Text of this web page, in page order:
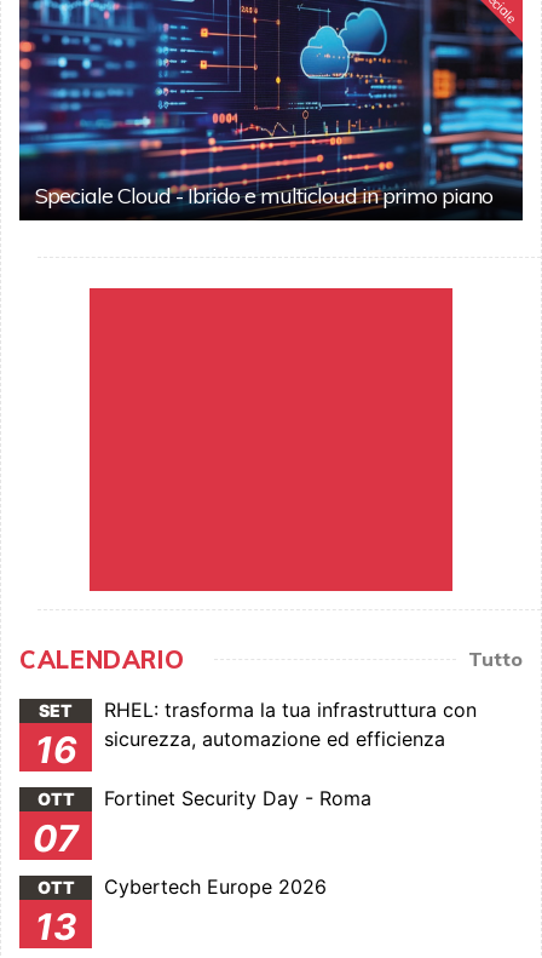
Speciale Cloud - Ibrido e multicloud in primo piano
CALENDARIO Tutto
SET
16
RHEL: trasforma la tua infrastruttura con
sicurezza, automazione ed efficienza
OTT
07
Fortinet Security Day - Roma
OTT
13
Cybertech Europe 2026